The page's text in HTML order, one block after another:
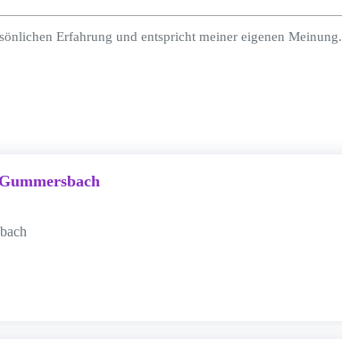
Erfahrung und entspricht meiner eigenen Meinung.